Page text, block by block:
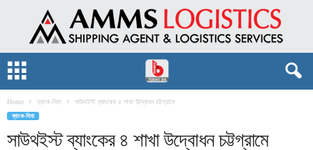
Home ব্যাংক-বিমা সাউথইস্ট ব্যাংকের ৪ শাখা উদ্বোধন চট্টগ্রামে
ব্যাংক-বিমা
সাউথইস্ট ব্যাংকের ৪ শাখা উদ্বোধন চট্টগ্রামে